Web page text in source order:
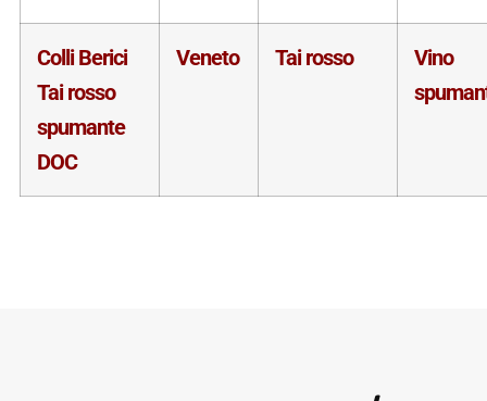
Colli Berici
Tai rosso
spumante
DOC
Veneto Tai rosso
Vino